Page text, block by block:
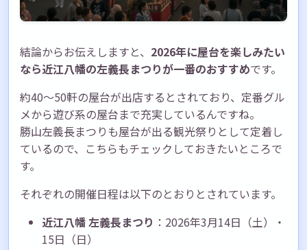
結論からお伝えしますと、 2026年に屋台を楽しみたい
なら近江八幡の左義長まつりが一番のおすすめです。
約40〜50軒の屋台が出店するとされており、定番グル
メから遊び系の屋台まで充実しているんですね。
勝山左義長まつりも屋台が出る観光祭りとして定着し
ているので、こちらもチェックしておきたいところで
す。
それぞれの開催日程は以下のとおりとされています。
近江八幡 左義長まつり ：2026年3月14日（土）・
15日（日）